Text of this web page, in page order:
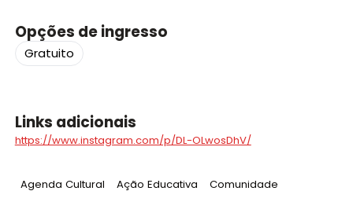
Opções de ingresso
Gratuito
Links adicionais
https://www.instagram.com/p/DL-OLwosDhV/
Tag:
Agenda Cultural Tag:
Ação Educativa Tag:
Comunidade